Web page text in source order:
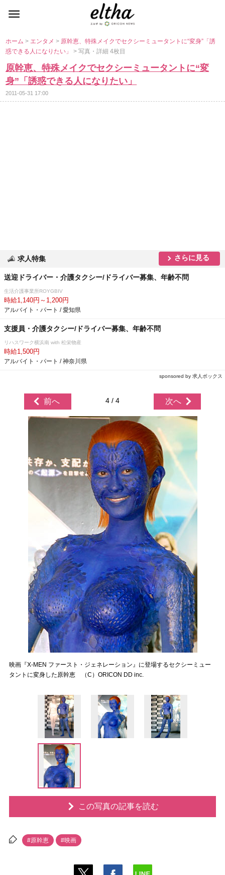
ホーム> エンタメ> 原幹恵、特殊メイクでセクシーミュータントに“変身”「誘
惑できる人になりたい」> 写真・詳細 4枚目
原幹恵、特殊メイクでセクシーミュータントに“変
身”「誘惑できる人になりたい」
2011-05-31 17:00
求人特集 さらに見る
送迎ドライバー・介護タクシー/ドライバー募集、年齢不問
生活介護事業所ROYGBIV
時給1,140円～1,200円
アルバイト・パート / 愛知県
支援員・介護タクシー/ドライバー募集、年齢不問
リハスワーク横浜南 with 松栄物産
時給1,500円
アルバイト・パート / 神奈川県
sponsored by 求人ボックス
前へ 4 / 4 次へ
映画『X-MEN ファースト・ジェネレーション』に登場するセクシーミュー
タントに変身した原幹恵 （C）ORICON DD inc.
この写真の記事を読む
#原幹恵 #映画